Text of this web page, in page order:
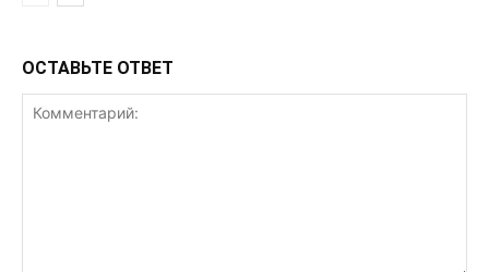
ОСТАВЬТЕ ОТВЕТ